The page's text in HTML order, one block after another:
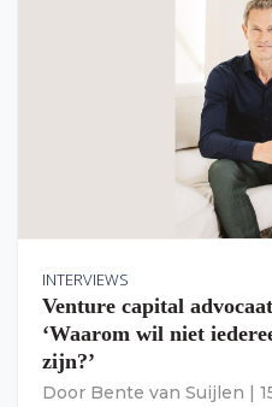
INTERVIEWS
Venture capital
‘Waarom wil niet
zijn?’
Door Bente van Suijlen